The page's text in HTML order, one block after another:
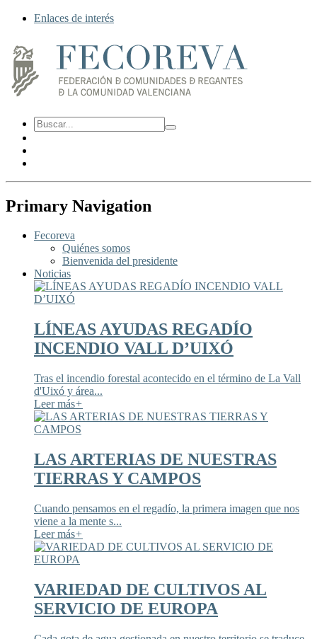
Enlaces de interés
Primary Navigation
Fecoreva
Quiénes somos
Bienvenida del presidente
Noticias
LÍNEAS AYUDAS REGADÍO
INCENDIO VALL D’UIXÓ
Tras el incendio forestal acontecido en el término de La Vall
d'Uixó y área...
Leer más+
LAS ARTERIAS DE NUESTRAS
TIERRAS Y CAMPOS
Cuando pensamos en el regadío, la primera imagen que nos
viene a la mente s...
Leer más+
VARIEDAD DE CULTIVOS AL
SERVICIO DE EUROPA